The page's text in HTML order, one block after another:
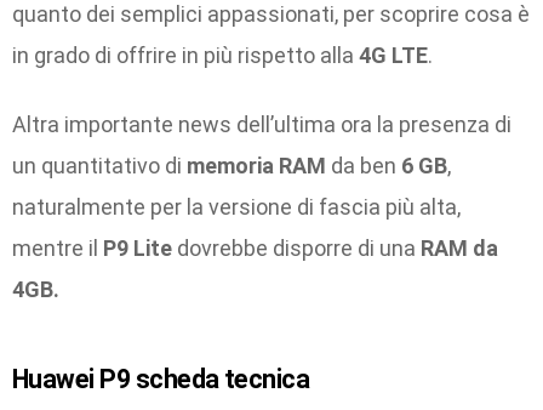
quanto dei semplici appassionati, per scoprire cosa è
in grado di offrire in più rispetto alla 4G LTE.
Altra importante news dell’ultima ora la presenza di
un quantitativo di memoria RAM da ben 6 GB,
naturalmente per la versione di fascia più alta,
mentre il P9 Lite dovrebbe disporre di una RAM da
4GB.
Huawei P9 scheda tecnica